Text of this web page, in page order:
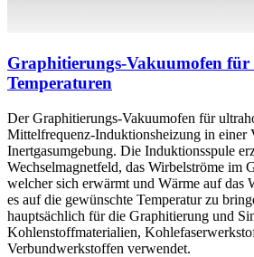
Graphitierungs-Vakuumofen
Temperaturen
Der Graphitierungs-Vakuumofen für
Mittelfrequenz-Induktionsheizung in einer
Inertgasumgebung. Die Induktionsspule
Wechselmagnetfeld, das Wirbelströme im
welcher sich erwärmt und Wärme auf das
es auf die gewünschte Temperatur zu
hauptsächlich für die Graphitierung und
Kohlenstoffmaterialien,
Verbundwerkstoffen verwendet.